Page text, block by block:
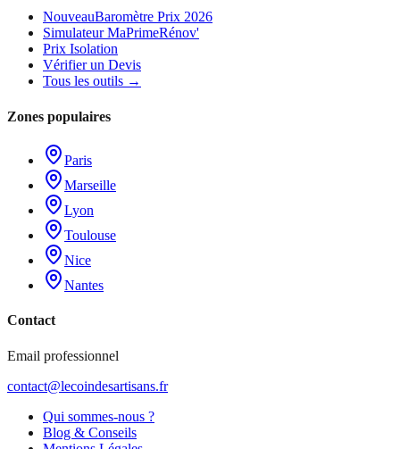
NouveauBaromètre Prix 2026
Simulateur MaPrimeRénov'
Prix Isolation
Vérifier un Devis
Tous les outils →
Zones populaires
Paris
Marseille
Lyon
Toulouse
Nice
Nantes
Contact
Email professionnel
contact@lecoindesartisans.fr
Qui sommes-nous ?
Blog & Conseils